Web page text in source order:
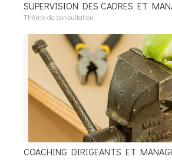
SUPERVISION DES CADRES ET
Thème de consultation
COACHING DIRIGEANTS ET